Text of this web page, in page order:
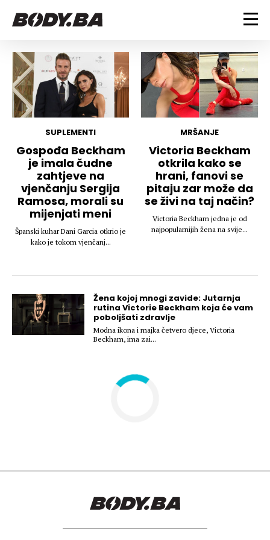
FITNESS
Vježbanje
Mršanje
Discipline
Indoor & Outdoor
BODYBUILDING
Trening i vježbe
Takmičarski bodybuilding
Savjeti
Ostalo
Dijete
Nutricionizam
Recepti
Suplementi
Tablica kalorija
ZDRAVLJE
Um i tijelo
Povrede i bolesti
Lifestyle
Trudnice
LIFESTYLE
Bodybuilding
Fitness
Ishrana
VODA
Njega njega
Šminka
Tehnologija
KALORIJE
SUPLEMENTI
Gospođa Beckham
je imala čudne
zahtjeve na
vjenčanju Sergija
Ramosa, morali su
mijenjati meni
Španski kuhar Dani Garcia otkrio je
kako je tokom vjenčanj...
MRŠANJE
Victoria Beckham
otkrila kako se
hrani, fanovi se
pitaju zar može da
se živi na taj način?
Victoria Beckham jedna je od
najpopularnijih žena na svije...
Žena kojoj mnogi zavide: Jutarnja
rutina Victorie Beckham koja će vam
poboljšati zdravlje
Modna ikona i majka četvero djece, Victoria
Beckham, ima zai...